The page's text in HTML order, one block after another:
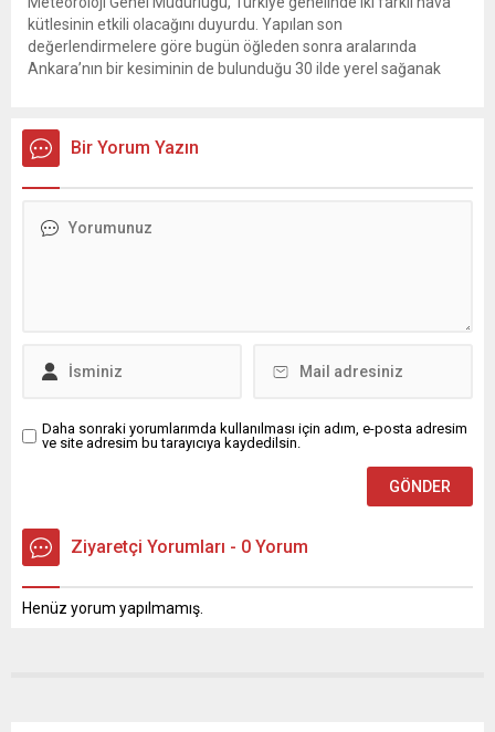
kütlesinin etkili olacağını duyurdu. Yapılan son
değerlendirmelere göre bugün öğleden sonra aralarında
Ankara’nın bir kesiminin de bulunduğu 30 ilde yerel sağanak
üzerine çıkarak yaz değerlerine ulaşacak. Ayrıca...
Bir Yorum Yazın
Daha sonraki yorumlarımda kullanılması için adım, e-posta adresim
ve site adresim bu tarayıcıya kaydedilsin.
Ziyaretçi Yorumları - 0 Yorum
Henüz yorum yapılmamış.